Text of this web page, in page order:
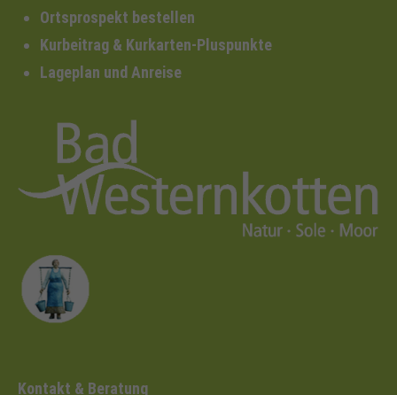
Ortsprospekt bestellen
Kurbeitrag & Kurkarten-Pluspunkte
Lageplan und Anreise
Kontakt & Beratung